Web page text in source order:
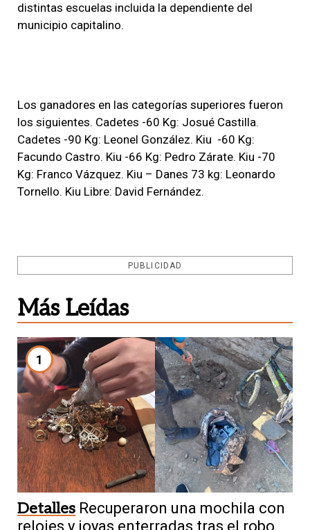
distintas escuelas incluida la de­pendiente del
municipio capitalino.
Los ganadores en las categorías superiores fueron
los si­guientes. Cadetes -60 Kg: Josué Cas­tilla.
Cadetes -90 Kg: Leonel Gon­zález. Kiu -60 Kg:
Facundo Castro. Kiu -66 Kg: Pedro Zárate. Kiu -70
Kg: Franco Vázquez. Kiu – Danes 73 kg: Leonardo
Tornello. Kiu Libre: David Fernández.
PUBLICIDAD
Más Leídas
1
Detalles Recuperaron una mochila con
relojes y joyas enterradas tras el robo